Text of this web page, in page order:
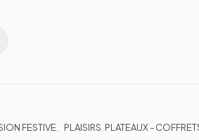
FESTIVE PLAISIRS PLATEAUX -